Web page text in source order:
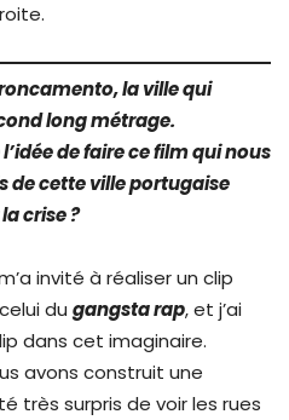
la ville qui
long métrage.
de faire ce film qui nous
de cette ville portugaise
crise ?
invité à réaliser un clip
du gangsta rap, et j’ai
dans cet imaginaire.
avons construit une
très surpris de voir les rues